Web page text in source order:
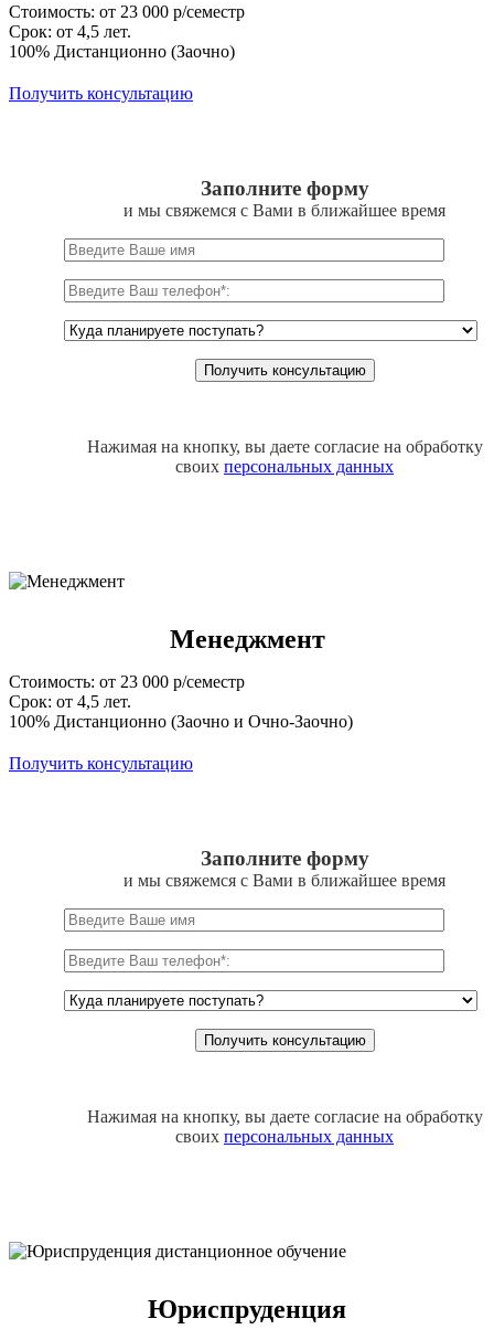
Стоимость: от 23 000 р/семестр
Срок: от 4,5 лет.
100% Дистанционно (Заочно)
Получить консультацию
Заполните форму
и мы свяжемся с Вами в ближайшее время
Нажимая на кнопку, вы даете согласие на обработку
своих персональных данных
Менеджмент
Стоимость: от 23 000 р/семестр
Срок: от 4,5 лет.
100% Дистанционно (Заочно и Очно-Заочно)
Получить консультацию
Заполните форму
и мы свяжемся с Вами в ближайшее время
Нажимая на кнопку, вы даете согласие на обработку
своих персональных данных
Юриспруденция